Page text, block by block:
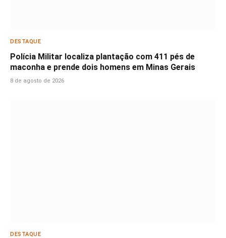
DESTAQUE
Polícia Militar localiza plantação com 411 pés de
maconha e prende dois homens em Minas Gerais
8 de agosto de 2026
DESTAQUE